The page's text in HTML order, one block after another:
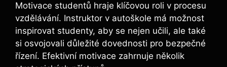
Motivace studentů hraje klíčovou roli v procesu
vzdělávání. Instruktor v autoškole má možnost
inspirovat studenty, aby se nejen učili, ale také
si osvojovali důležité dovednosti pro bezpečné
řízení. Efektivní motivace zahrnuje několik